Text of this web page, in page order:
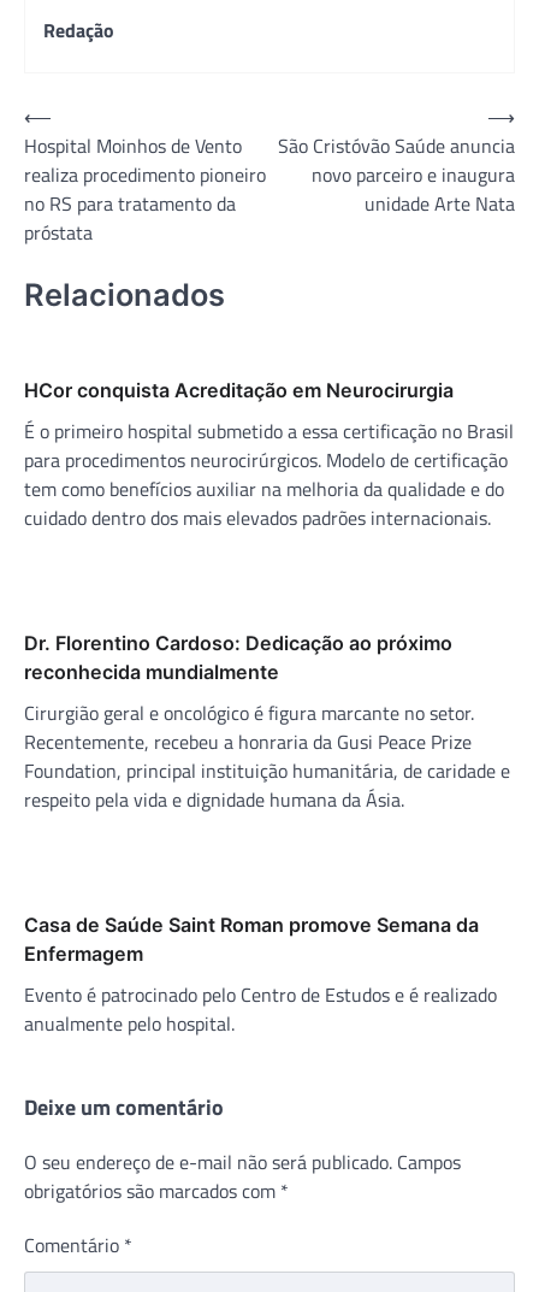
Redação
Navegação
de
Post
⟵
Hospital Moinhos de Vento
realiza procedimento pioneiro
no RS para tratamento da
próstata
São Cristóvão Saúde anuncia
novo parceiro e inaugura
unidade Arte Nata
⟶
Relacionados
HCor conquista Acreditação em Neurocirurgia
É o primeiro hospital submetido a essa certificação no Brasil
para procedimentos neurocirúrgicos. Modelo de certificação
tem como benefícios auxiliar na melhoria da qualidade e do
cuidado dentro dos mais elevados padrões internacionais.
Dr. Florentino Cardoso: Dedicação ao próximo
reconhecida mundialmente
Cirurgião geral e oncológico é figura marcante no setor.
Recentemente, recebeu a honraria da Gusi Peace Prize
Foundation, principal instituição humanitária, de caridade e
respeito pela vida e dignidade humana da Ásia.
Casa de Saúde Saint Roman promove Semana da
Enfermagem
Evento é patrocinado pelo Centro de Estudos e é realizado
anualmente pelo hospital.
Deixe um comentário
O seu endereço de e-mail não será publicado. Campos
obrigatórios são marcados com *
Comentário *